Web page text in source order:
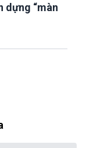
dựng “màn